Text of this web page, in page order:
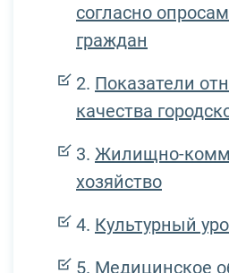
согласно
граждан
Показатели
качества
Жилищно-
хозяйство
Культурный
Медицинское